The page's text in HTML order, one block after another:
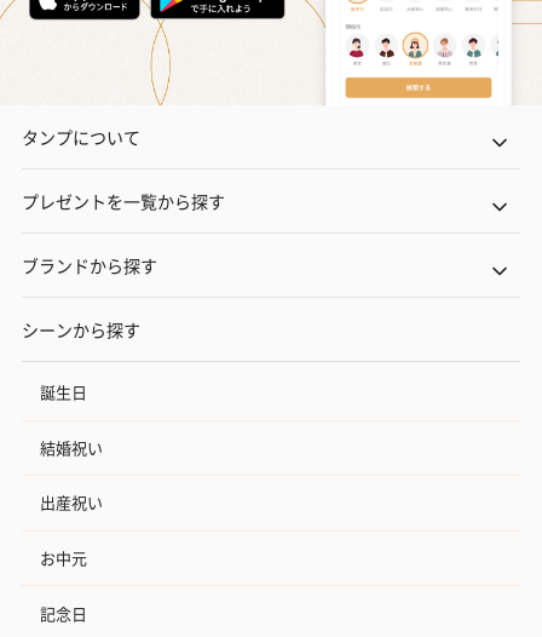
タンプについて
プレゼントを一覧から探す
ブランドから探す
シーンから探す
誕生日
結婚祝い
出産祝い
お中元
記念日